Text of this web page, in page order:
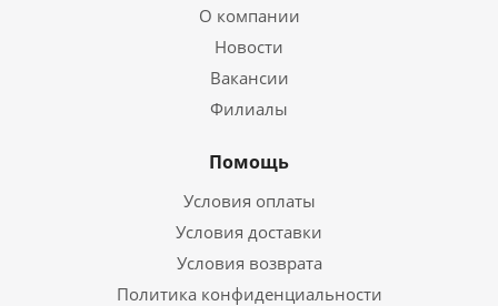
О компании
Новости
Вакансии
Филиалы
Помощь
Условия оплаты
Условия доставки
Условия возврата
Политика конфиденциальности